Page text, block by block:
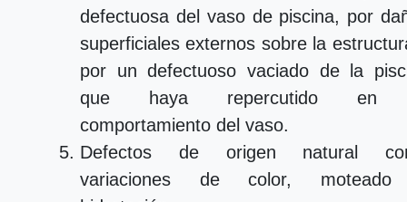
defectuosa del vaso de piscina, por
superficiales externos sobre la
por un defectuoso vaciado de la
que haya repercutido en
comportamiento del vaso.
Defectos de origen natural
variaciones de color,